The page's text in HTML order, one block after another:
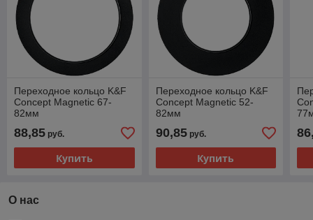
Переходное кольцо K&F
Concept Magnetic 67-
82мм
88,85 руб.
Купить
Переходное кольцо K&F
Concept Magnetic 52-
82мм
90,85руб.
Купить
О нас